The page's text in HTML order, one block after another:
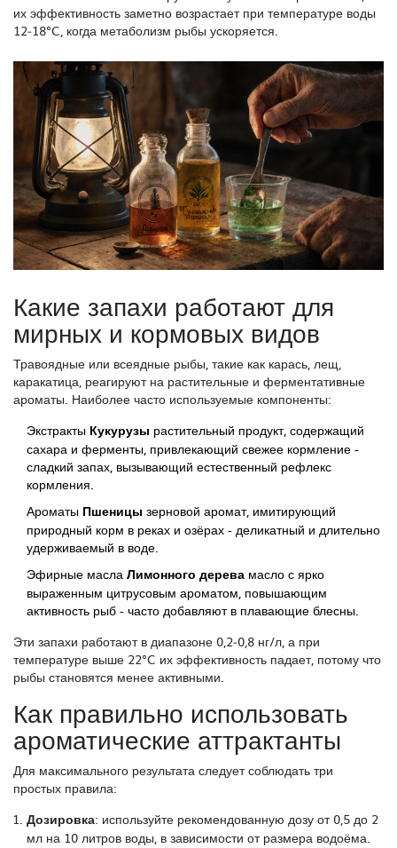
их эффективность заметно возрастает при температуре воды
12‑18°C, когда метаболизм рыбы ускоряется.
Какие запахи работают для
мирных и кормовых видов
Травоядные или всеядные рыбы, такие как карась, лещ,
каракатица, реагируют на растительные и ферментативные
ароматы. Наиболее часто используемые компоненты:
Экстракты Кукурузы растительный продукт, содержащий
сахара и ферменты, привлекающий свежее кормление -
сладкий запах, вызывающий естественный рефлекс
кормления.
Ароматы Пшеницы зерновой аромат, имитирующий
природный корм в реках и озёрах - деликатный и длительно
удерживаемый в воде.
Эфирные масла Лимонного дерева масло с ярко
выраженным цитрусовым ароматом, повышающим
активность рыб - часто добавляют в плавающие блесны.
Эти запахи работают в диапазоне 0,2‑0,8 нг/л, а при
температуре выше 22°C их эффективность падает, потому что
рыбы становятся менее активными.
Как правильно использовать
ароматические аттрактанты
Для максимального результата следует соблюдать три
простых правила:
Дозировка: используйте рекомендованную дозу от 0,5 до 2
мл на 10 литров воды, в зависимости от размера водоёма.